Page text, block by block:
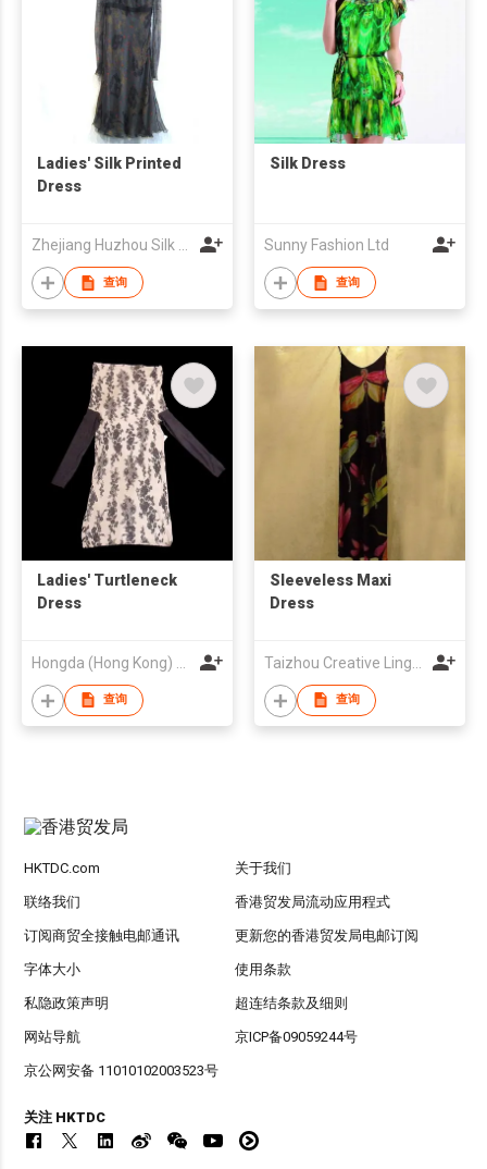
Ladies' Silk Printed
Dress
Zhejiang Huzhou Silk Group Imp. & Exp. Co., Ltd.
查询
Silk Dress
Sunny Fashion Ltd
查询
Ladies' Turtleneck
Dress
查询
Sleeveless Maxi
Dress
查询
HKTDC.com 关于我们
联络我们 香港贸发局流动应用程式
订阅商贸全接触电邮通讯 更新您的香港贸发局电邮订阅
字体大小 使用条款
私隐政策声明 超连结条款及细则
网站导航 京ICP备09059244号
京公网安备 11010102003523号
关注 HKTDC